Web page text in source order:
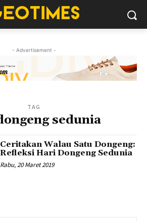
- Advertisement -
TAG
sedunia
Ceritakan Walau Satu Dongeng:
Refleksi Hari Dongeng Sedunia
Rabu, 20 Maret 2019